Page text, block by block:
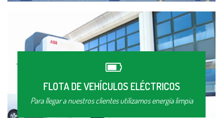
FLOTA DE VEHÍCULOS ELÉCTRICOS
Para llegar a nuestros clientes utilizamos energía limpia